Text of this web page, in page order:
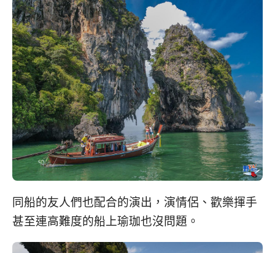
同船的友人們也配合的演出，演情侶、歡樂揮手
甚至連高難度的船上瑜珈也沒問題。